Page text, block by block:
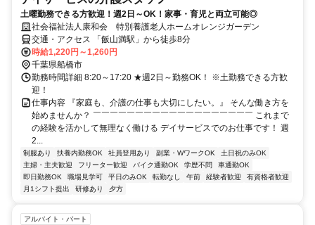
土曜勤務できる方歓迎！週2日～OK！家事・育児と両立可能◎
社会福祉法人康和会 特別養護老人ホームオレンジガーデン
交通・アクセス 「飯山満駅」から徒歩8分
時給1,220円～1,260円
千葉県船橋市
勤務時間詳細 8:20～17:20 ★週2日～勤務OK！ ※土勤務できる方歓
迎！
仕事内容 『家庭も、介護の仕事も大切にしたい。』 そんな働き方を
始めませんか？ ￣￣￣￣￣￣￣￣￣￣￣￣￣￣￣￣￣￣￣ これまで
の経験を活かして無理なく働ける デイサービスでのお仕事です！ 週
2...
制服あり 扶養内勤務OK 社員登用あり 副業・WワークOK
土日祝のみOK
主婦・主夫歓迎
フリーター歓迎 バイク通勤OK 学歴不問
車通勤OK
即日勤務OK
職場見学可 平日のみOK 転勤なし 午前 経験者歓迎
有資格者歓迎
月1シフト提出
研修あり 夕方
アルバイト・パート